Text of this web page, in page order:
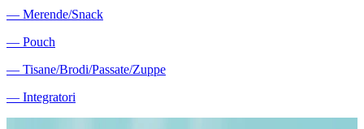
― Merende/Snack
― Pouch
― Tisane/Brodi/Passate/Zuppe
― Integratori